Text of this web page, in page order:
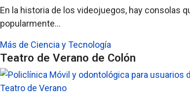
En la historia de los videojuegos, hay consolas
popularmente...
Más de Ciencia y Tecnología
Teatro de Verano de Colón
Teatro de Verano